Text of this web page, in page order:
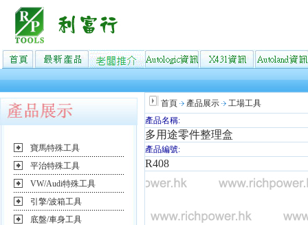
寶馬特殊工具
平治特殊工具
VW/Audi特殊工具
引擎/波箱工具
底盤/車身工具
首頁 產品展示
工場工具
產品名稱:
多用途零件整理盒
產品編號:
R408